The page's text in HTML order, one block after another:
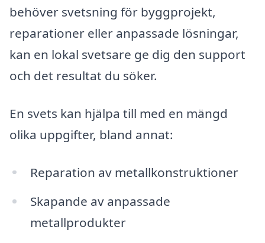
behöver svetsning för byggprojekt,
reparationer eller anpassade lösningar,
kan en lokal svetsare ge dig den support
och det resultat du söker.
En svets kan hjälpa till med en mängd
olika uppgifter, bland annat:
Reparation av metallkonstruktioner
Skapande av anpassade
metallprodukter